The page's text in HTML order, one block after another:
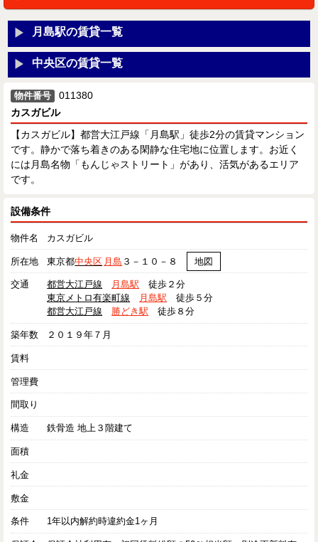
月島駅の賃貸一覧
中央区の賃貸一覧
物件番号
011380
カスガビル
【カスガビル】都営大江戸線「月島駅」徒歩2分の賃貸マンション
です。静かで落ち着きのある閑静な住宅地に位置します。お近く
には月島名物「もんじゃストリート」があり、活気があるエリア
です。
設備条件
物件名 カスガビル
所在地 東京都中央区 月島 ３－１０－８ 地図
交通 都営大江戸線 月島駅 徒歩２分
東京メトロ有楽町線
月島駅 徒歩５分
都営大江戸線
勝どき駅 徒歩８分
築年数 ２０１９年７月
賃料
管理費
間取り
構造 鉄骨造 地上３階建て
面積
礼金
敷金
条件 1年以内解約時違約金1ヶ月